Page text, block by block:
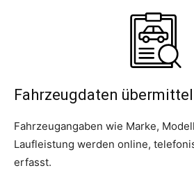
Fahrzeugdaten
Fahrzeugangaben wie Marke,
Laufleistung werden online,
erfasst.